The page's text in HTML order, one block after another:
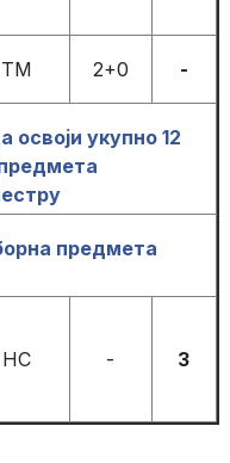
ТМ 2+0 -
освоји укупно 12
предмета
НС - 3